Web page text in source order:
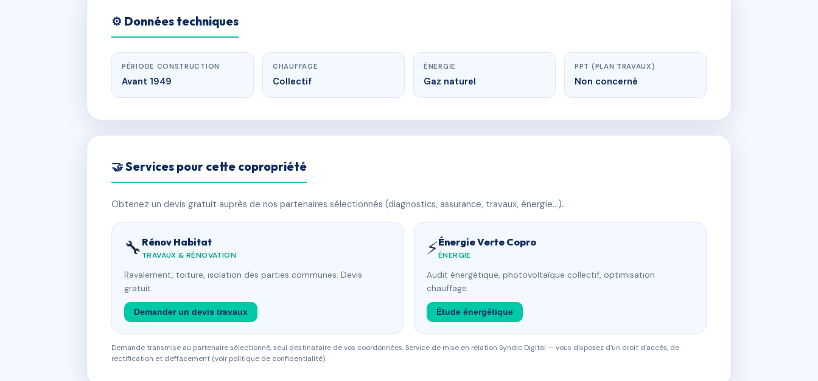
⚙️ Données techniques
PÉRIODE CONSTRUCTION
Avant 1949
CHAUFFAGE
Collectif
ÉNERGIE
Gaz naturel
PPT (PLAN TRAVAUX)
Non concerné
🤝 Services pour cette copropriété
Obtenez un devis gratuit auprès de nos partenaires sélectionnés (diagnostics, assurance, travaux, énergie…).
🔧 Rénov Habitat
TRAVAUX & RÉNOVATION
Ravalement, toiture, isolation des parties communes. Devis
gratuit.
Demander un devis travaux
⚡Énergie Verte Copro
ÉNERGIE
Audit énergétique, photovoltaïque collectif, optimisation
chauffage.
Étude énergétique
Demande transmise au partenaire sélectionné, seul destinataire de vos coordonnées. Service de mise en relation Syndic Digital — vous disposez d'un droit d'accès, de
rectification et d'effacement (voir politique de confidentialité).